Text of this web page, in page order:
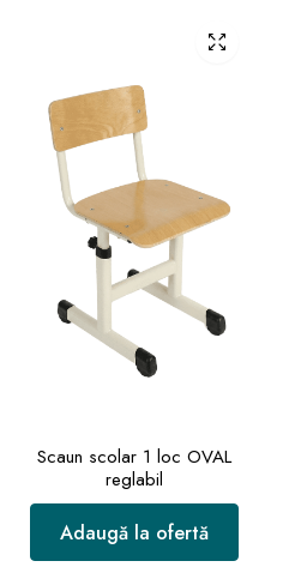
Scaun scolar 1 loc OVAL
reglabil
Adaugă la ofertă